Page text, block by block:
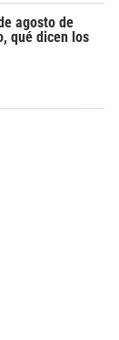
agosto de
qué dicen los